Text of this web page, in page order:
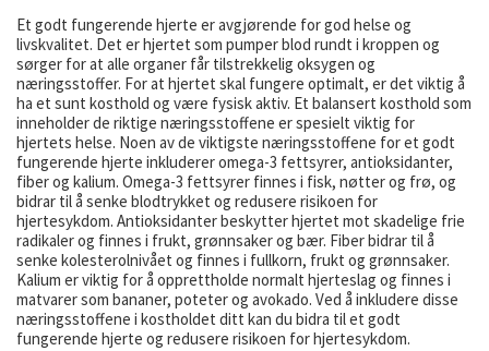
Et godt fungerende hjerte er avgjørende for god helse og
livskvalitet. Det er hjertet som pumper blod rundt i kroppen og
sørger for at alle organer får tilstrekkelig oksygen og
næringsstoffer. For at hjertet skal fungere optimalt, er det viktig å
ha et sunt kosthold og være fysisk aktiv. Et balansert kosthold som
inneholder de riktige næringsstoffene er spesielt viktig for
hjertets helse. Noen av de viktigste næringsstoffene for et godt
fungerende hjerte inkluderer omega-3 fettsyrer, antioksidanter,
fiber og kalium. Omega-3 fettsyrer finnes i fisk, nøtter og frø, og
bidrar til å senke blodtrykket og redusere risikoen for
hjertesykdom. Antioksidanter beskytter hjertet mot skadelige frie
radikaler og finnes i frukt, grønnsaker og bær. Fiber bidrar til å
senke kolesterolnivået og finnes i fullkorn, frukt og grønnsaker.
Kalium er viktig for å opprettholde normalt hjerteslag og finnes i
matvarer som bananer, poteter og avokado. Ved å inkludere disse
næringsstoffene i kostholdet ditt kan du bidra til et godt
fungerende hjerte og redusere risikoen for hjertesykdom.